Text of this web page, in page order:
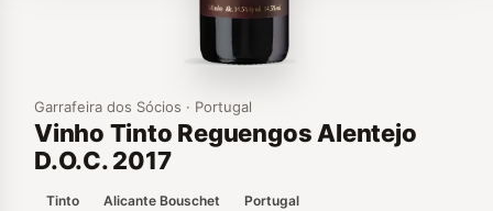
Garrafeira dos Sócios · Portugal
Vinho Tinto Reguengos Alentejo
D.O.C. 2017
Tinto Alicante Bouschet Portugal